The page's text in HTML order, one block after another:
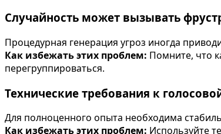
Случайность может вызывать
Процедурная генерация угроз иногда
Как избежать этих проблем: Помните, что
перегруппироваться.
Технические требования к
Для полноценного опыта необходима
Как избежать этих проблем: Используйте